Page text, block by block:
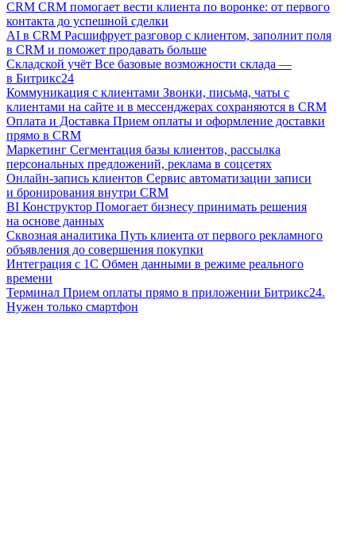
CRM CRM помогает вести клиента по воронке: от первого
контакта до успешной сделки
AI в CRM Расшифрует разговор с клиентом, заполнит поля
в CRM и поможет продавать больше
Складской учёт Все базовые возможности склада —
в Битрикс24
Коммуникация с клиентами Звонки, письма, чаты с
клиентами на сайте и в мессенджерах сохраняются в CRM
Оплата и Доставка Прием оплаты и оформление доставки
прямо в CRM
Маркетинг Сегментация базы клиентов, рассылка
персональных предложений, реклама в соцсетях
Онлайн-запись клиентов Сервис автоматизации записи
и бронирования внутри CRM
BI Конструктор Помогает бизнесу принимать решения
на основе данных
Сквозная аналитика Путь клиента от первого рекламного
объявления до совершения покупки
Интеграция с 1С Обмен данными в режиме реального
времени
Терминал Прием оплаты прямо в приложении Битрикс24.
Нужен только смартфон